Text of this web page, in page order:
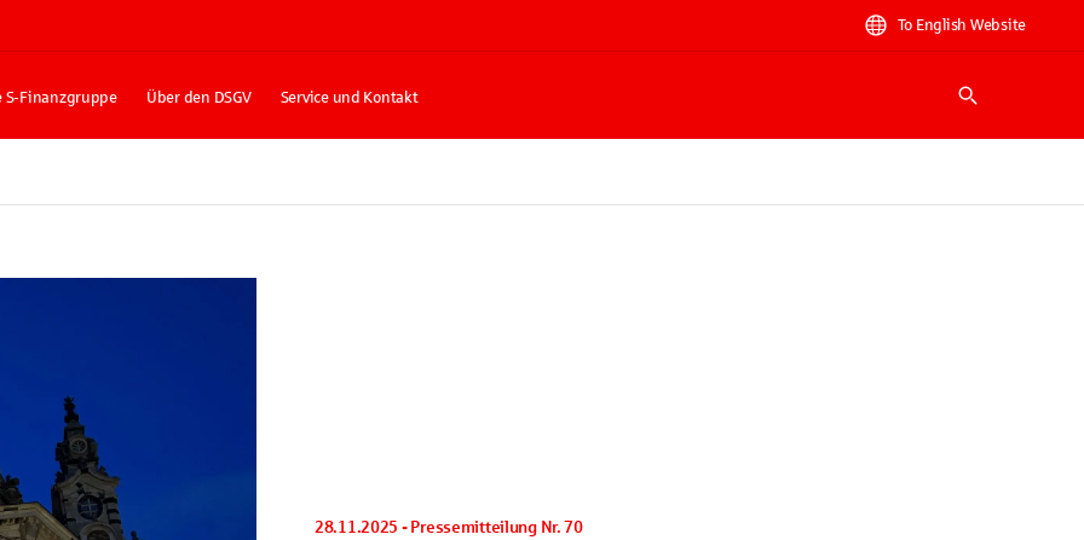
To English Website
S-Finanzgruppe Über den DSGV Service und Kontakt
Suche
28.11.2025 - Pressemitteilung Nr. 70